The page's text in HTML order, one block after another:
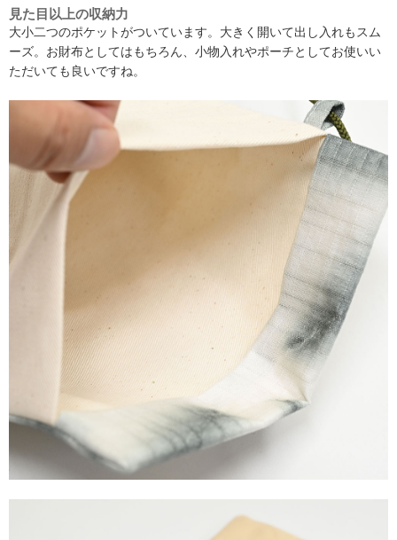
見た目以上の収納力
大小二つのポケットがついています。大きく開いて出し入れもスム
ーズ。お財布としてはもちろん、小物入れやポーチとしてお使いい
ただいても良いですね。